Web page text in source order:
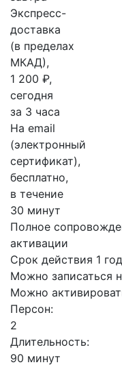
Экспресс-
доставка
(в пределах
МКАД),
1 200 ₽,
сегодня
за 3 часа
На email
(электронный
сертификат),
бесплатно,
в течение
30 минут
Полное
активации
Срок действия 1 год
Можно записаться
Можно
Персон:
2
Длительность:
90 минут